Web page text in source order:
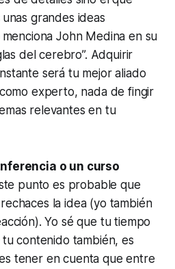
grandes ideas
John Medina en su
del cerebro”. Adquirir
será tu mejor aliado
experto, nada de fingir
relevantes en tu
o un curso
punto es probable que
la idea (yo también
Yo sé que tu tiempo
tu contenido también, es
tener en cuenta que entre